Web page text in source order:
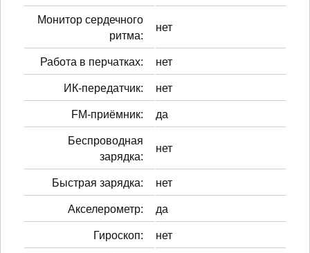
Монитор сердечного
ритма:
нет
Работа в перчатках: нет
ИК-передатчик: нет
FM-приёмник: да
Беспроводная
зарядка:
нет
Быстрая зарядка: нет
Акселерометр: да
Гироскоп: нет